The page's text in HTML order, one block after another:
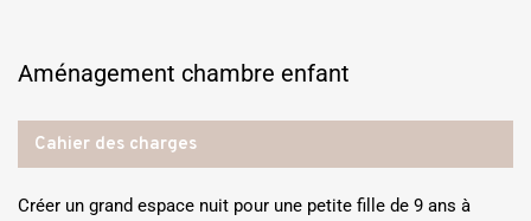
Aménagement chambre enfant
Cahier des charges
Créer un grand espace nuit pour une petite fille de 9 ans à